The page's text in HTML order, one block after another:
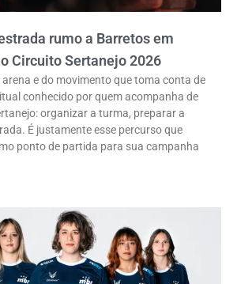
rumo a Barretos em
Circuito Sertanejo 2026
e do movimento que toma conta de
conhecido por quem acompanha de
organizar a turma, preparar a
É justamente esse percurso que
ponto de partida para sua campanha